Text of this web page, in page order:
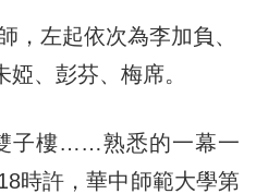
，左起依次為李加負、
、彭芬、梅席。
樓……熟悉的一幕一
時許，華中師範大學第